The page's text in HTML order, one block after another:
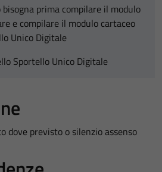
prima compilare il modulo
e compilare il modulo cartaceo
Unico Digitale
Sportello Unico Digitale
dove previsto o silenzio assenso